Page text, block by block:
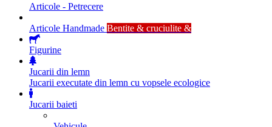
Articole - Petrecere
Articole Handmade Bentite & cruciulite &
Figurine
Jucarii din lemn
Jucarii executate din lemn cu vopsele ecologice
Jucarii baieti